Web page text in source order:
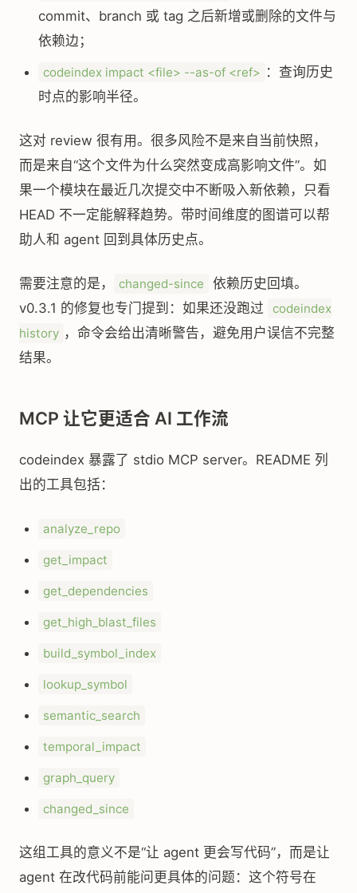
commit、branch 或 tag 之后新增或删除的文件与
依赖边；
codeindex impact <file> --as-of <ref> ：查询历史
时点的影响半径。
这对 review 很有用。很多风险不是来自当前快照，
而是来自“这个文件为什么突然变成高影响文件”。如
果一个模块在最近几次提交中不断吸入新依赖，只看
HEAD 不一定能解释趋势。带时间维度的图谱可以帮
助人和 agent 回到具体历史点。
需要注意的是， changed-since
依赖历史回填。
v0.3.1 的修复也专门提到：如果还没跑过
codeindex
history ，命令会给出清晰警告，避免用户误信不完整
结果。
MCP 让它更适合 AI 工作流
codeindex 暴露了 stdio MCP server。README 列
出的工具包括：
analyze_repo
get_impact
get_dependencies
get_high_blast_files
build_symbol_index
lookup_symbol
semantic_search
temporal_impact
graph_query
changed_since
这组工具的意义不是“让 agent 更会写代码”，而是让
agent 在改代码前能问更具体的问题：这个符号在